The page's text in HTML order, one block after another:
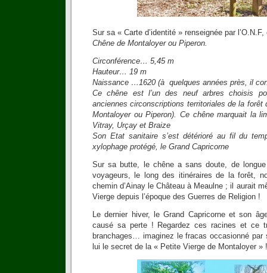
Sur sa « Carte d’identité » renseignée par
Chêne de Montaloyer ou Piperon.
Circonférence… 5,45 m
Hauteur… 19 m
Naissance …1620 (à quelques années près, il
Ce chêne est l’un des neuf arbres choisis
anciennes circonscriptions territoriales de la forêt
Montaloyer ou Piperon). Ce chêne marquait la
Vitray, Urçay et Braize
Son Etat sanitaire s’est détérioré au fil du
xylophage protégé, le Grand Capricorne
Sur sa butte, le chêne a sans doute, de
voyageurs, le long des itinéraires de la forêt,
chemin d’Ainay le Château à Meaulne ; il aurait
Vierge depuis l’époque des Guerres de Religion !
Le dernier hiver, le Grand Capricorne et son
causé sa perte ! Regardez ces racines et ce
branchages… imaginez le fracas occasionné
lui le secret de la « Petite Vierge de Montaloyer » !